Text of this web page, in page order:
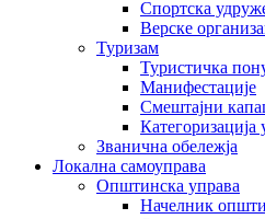
Спортска
Верске
Туризам
Туристичка
Манифестације
Смештајни
Категоризација
Званична обележја
Локална самоуправа
Општинска управа
Начелник